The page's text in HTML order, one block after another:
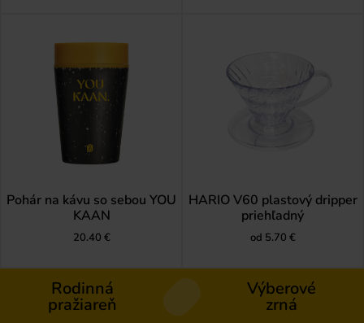
Pohár na kávu so sebou YOU
KAAN
20.40 €
HARIO V60 plastový dripper
priehľadný
od 5.70 €
Rodinná
pražiareň
Výberové
zrná